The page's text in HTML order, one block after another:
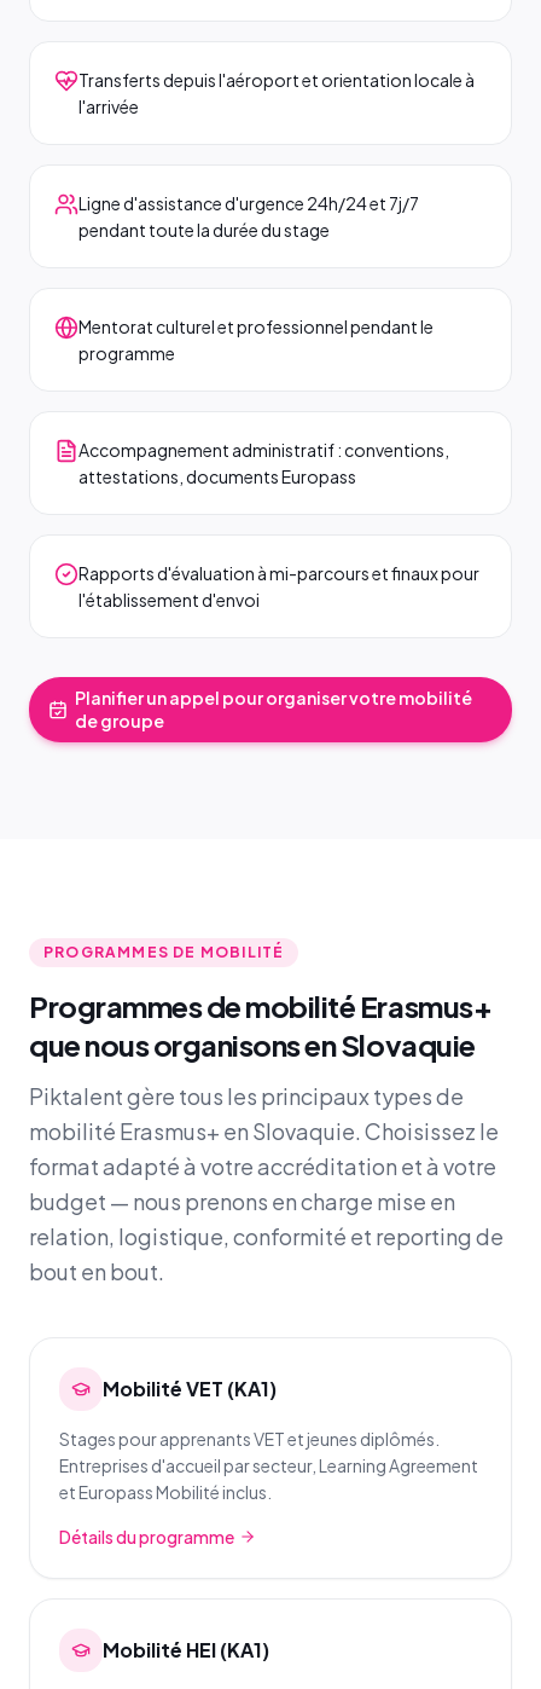
Transferts depuis l'aéroport et orientation locale à
l'arrivée
Ligne d'assistance d'urgence 24h/24 et 7j/7
pendant toute la durée du stage
Mentorat culturel et professionnel pendant le
programme
Accompagnement administratif : conventions,
attestations, documents Europass
Rapports d'évaluation à mi-parcours et finaux pour
l'établissement d'envoi
Planifier un appel pour organiser votre mobilité
de groupe
PROGRAMMES DE MOBILITÉ
Programmes de mobilité Erasmus+
que nous organisons en Slovaquie
Piktalent gère tous les principaux types de
mobilité Erasmus+ en Slovaquie. Choisissez le
format adapté à votre accréditation et à votre
budget — nous prenons en charge mise en
relation, logistique, conformité et reporting de
bout en bout.
Mobilité VET (KA1)
Stages pour apprenants VET et jeunes diplômés.
Entreprises d'accueil par secteur, Learning Agreement
et Europass Mobilité inclus.
Détails du programme
Mobilité HEI (KA1)